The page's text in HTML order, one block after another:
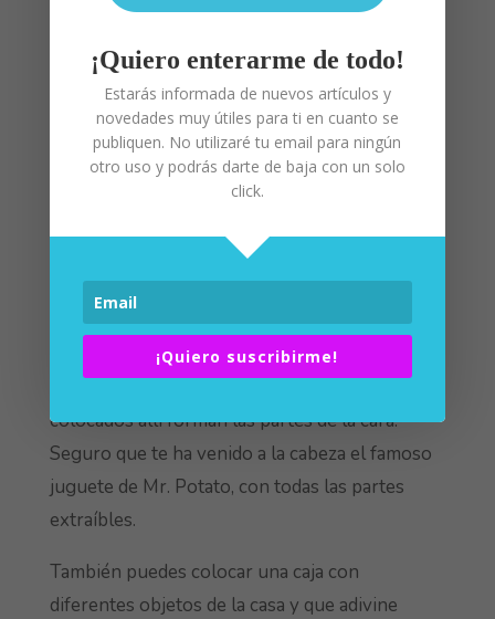
esté muy despierto. O que lave muy bien su
nariz porque es la sala de fiesta, que debe estar
muy limpios para celebrar su cumpleaños. Y
cepillar muy bien sus dientes y lengua ya que
son los habitantes de esa hermosa casa llamada
.
Trabajar por categorías
Podemos presentarle una cara donde cada
parte esté separada él o ella pueda agarrarlo
para llevarlo al lugar que corresponda.
colocados allí forman las partes de la cara.
Seguro que te ha venido a la cabeza el famoso
juguete de Mr. Potato, con todas las partes
extraíbles.
También puedes colocar una caja con
diferentes objetos de la casa y que adivine
¡Quiero enterarme de todo!
Estarás informada de nuevos artículos y
novedades muy útiles para ti en cuanto se
publiquen. No utilizaré tu email para ningún
otro uso y podrás darte de baja con un solo
click.
¡Quiero suscribirme!